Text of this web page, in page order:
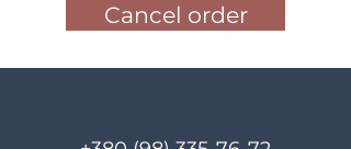
Cancel order